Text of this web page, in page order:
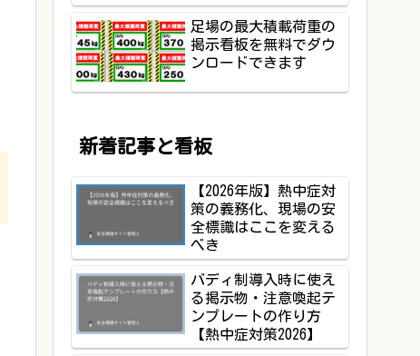
足場の最大積載荷重の
掲示看板を無料でダウ
ンロードできます
新着記事と看板
【2026年版】熱中症対
策の義務化、現場の安
全標識はここを変える
べき
バディ制導入時に使え
る掲示物・注意喚起テ
ンプレートの作り方
【熱中症対策2026】